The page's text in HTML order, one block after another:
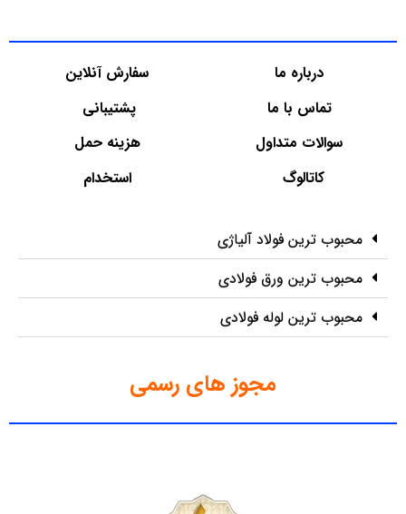
درباره ما
تماس با ما
سوالات متداول
کاتالوگ
سفارش آنلاین
پشتیبانی
هزینه حمل
استخدام
محبوب ترین فولاد آلیاژی
محبوب ترین ورق فولادی
محبوب ترین لوله فولادی
مجوز های رسمی